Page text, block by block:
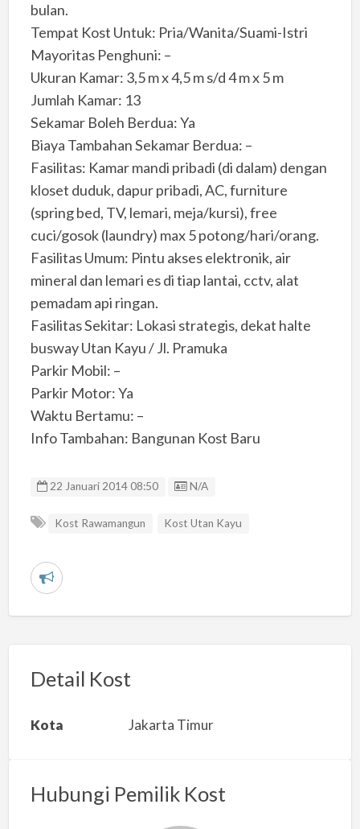
bulan.
Tempat Kost Untuk: Pria/Wanita/Suami-Istri
Mayoritas Penghuni: –
Ukuran Kamar: 3,5 m x 4,5 m s/d 4 m x 5 m
Jumlah Kamar: 13
Sekamar Boleh Berdua: Ya
Biaya Tambahan Sekamar Berdua: –
Fasilitas: Kamar mandi pribadi (di dalam) dengan
kloset duduk, dapur pribadi, AC, furniture
(spring bed, TV, lemari, meja/kursi), free
cuci/gosok (laundry) max 5 potong/hari/orang.
Fasilitas Umum: Pintu akses elektronik, air
mineral dan lemari es di tiap lantai, cctv, alat
pemadam api ringan.
Fasilitas Sekitar: Lokasi strategis, dekat halte
busway Utan Kayu / Jl. Pramuka
Parkir Mobil: –
Parkir Motor: Ya
Waktu Bertamu: –
Info Tambahan: Bangunan Kost Baru
22 Januari 2014 08:50 Listing ID
N/A
Kost Rawamangun Kost Utan Kayu
L
r
a
s
Detail Kost
Kota Jakarta Timur
Hubungi Pemilik Kost